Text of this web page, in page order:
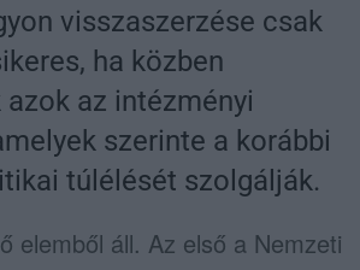
visszaszerzése csak
ha közben
azok az intézményi
szerinte a korábbi
túlélését szolgálják.
elemből áll. Az első a Nemzeti